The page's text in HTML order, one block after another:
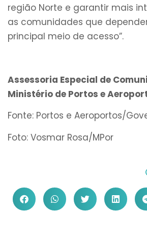
região Norte e garantir mais
as comunidades que
principal meio de acesso”.
Assessoria Especial de
Ministério de Portos e
Fonte: Portos e Aeroportos/
Foto: Vosmar Rosa/MPor